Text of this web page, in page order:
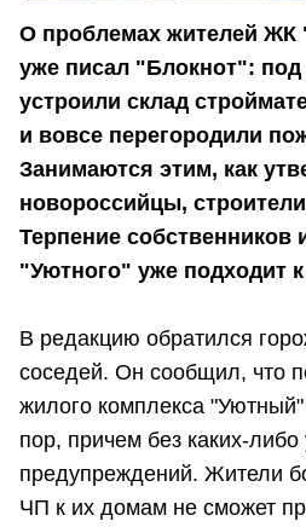
О проблемах жителей
уже писал "Блокнот":
устроили склад
и вовсе перегородили
Занимаются этим, как
новороссийцы,
Терпение собственников
"Уютного" уже подходит к
В редакцию обратился
соседей. Он сообщил, что
жилого комплекса
пор, причем без каких-
предупреждений. Жители
ЧП к их домам не сможет